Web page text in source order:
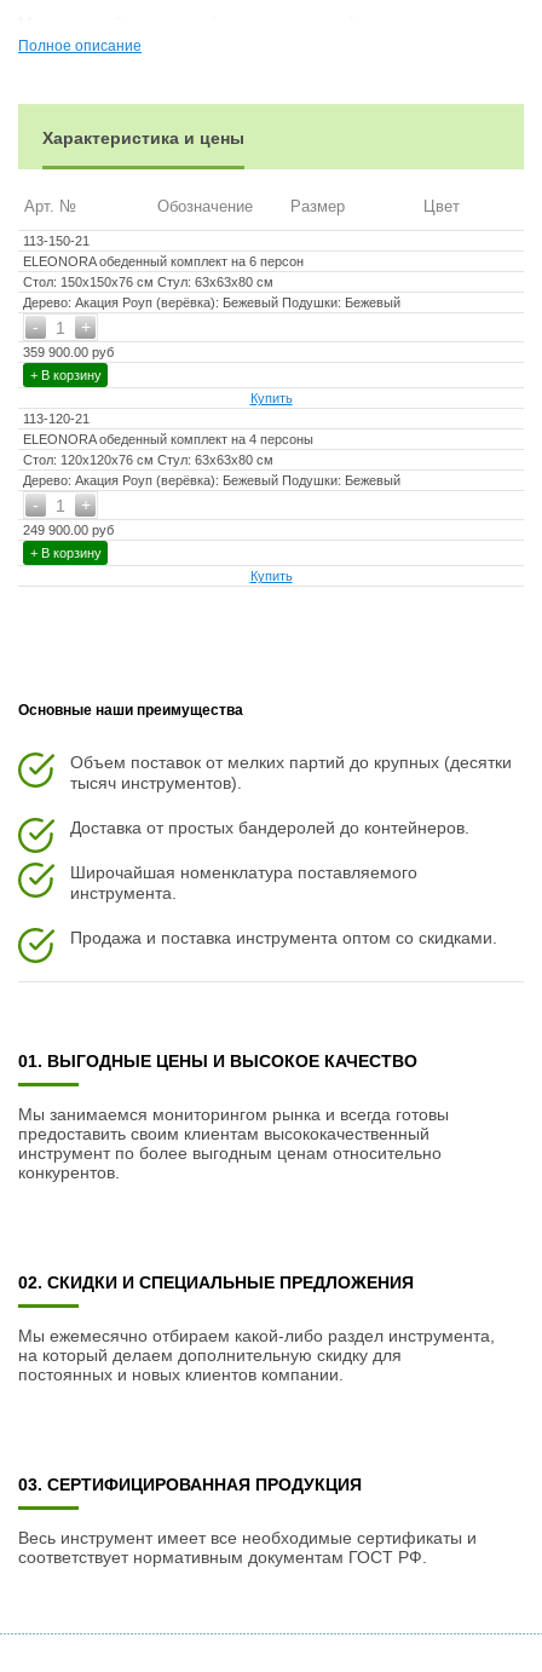
Материал чехла на подушки - Olefin (водоотталкивающая
Материал наполнителя подушек - пенополеуретан/
холлофайбер
Цвет каркаса - акация
Цвет подушек - бежевый
Дополнительная информация:
Максимальная нагрузка - 150 кг
Чехлы съемные - да
Температурный режим - от -50॰C до +50॰C
Держатели и крепления подушек зависят от поставки и не
являются неотъемлемой частью комплекта
Гарантия и эксплуатация:
Гарантийный срок - 1 год
Эксплуатационный срок - 10 лет
Страна производитель - Вьетнам
Полное описание
Характеристика и цены
Арт. № Обозначение Размер Цвет
113-150-21
ELEONORA обеденный комплект на 6 персон
Стол: 150х150х76 см Стул: 63х63х80 см
Дерево: Акация Роуп (верёвка): Бежевый Подушки: Бежевый
+
- 1
359 900.00 руб
+ В корзину
Купить
113-120-21
ELEONORA обеденный комплект на 4 персоны
Стол: 120х120х76 см Стул: 63х63х80 см
Дерево: Акация Роуп (верёвка): Бежевый Подушки: Бежевый
+
- 1
249 900.00 руб
+ В корзину
Купить
Основные наши преимущества
Объем поставок от мелких партий до крупных (десятки
тысяч инструментов).
Доставка от простых бандеролей до контейнеров.
Широчайшая номенклатура поставляемого
инструмента.
Продажа и поставка инструмента оптом со скидками.
01. ВЫГОДНЫЕ ЦЕНЫ И ВЫСОКОЕ КАЧЕСТВО
Мы занимаемся мониторингом рынка и всегда готовы
предоставить своим клиентам высококачественный
инструмент по более выгодным ценам относительно
конкурентов.
02. СКИДКИ И СПЕЦИАЛЬНЫЕ ПРЕДЛОЖЕНИЯ
Мы ежемесячно отбираем какой-либо раздел инструмента,
на который делаем дополнительную скидку для
постоянных и новых клиентов компании.
03. СЕРТИФИЦИРОВАННАЯ ПРОДУКЦИЯ
Весь инструмент имеет все необходимые сертификаты и
соответствует нормативным документам ГОСТ РФ.